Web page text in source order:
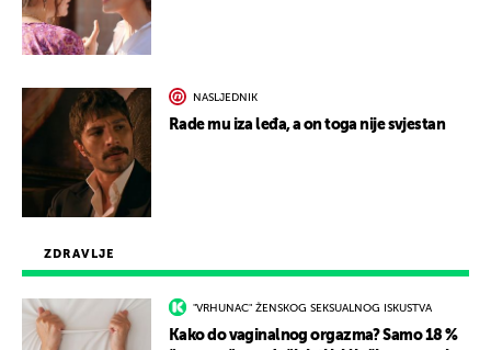
ZDRAVLJE
"VRHUNAC" ŽENSKOG SEKSUALNOG ISKUSTVA
Kako do vaginalnog orgazma? Samo 18 %
NASLJEDNIK
Rade mu iza leđa, a on toga nije svjestan